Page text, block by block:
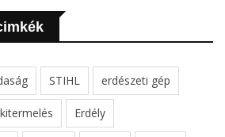
STIHL erdészeti gép
Erdély